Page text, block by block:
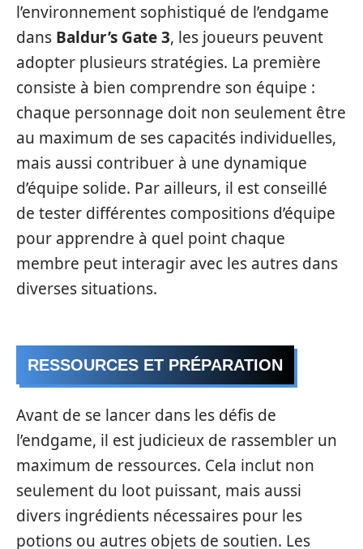
l’environnement sophistiqué de l’endgame
dans Baldur’s Gate 3, les joueurs peuvent
adopter plusieurs stratégies. La première
consiste à bien comprendre son équipe :
chaque personnage doit non seulement être
au maximum de ses capacités individuelles,
mais aussi contribuer à une dynamique
d’équipe solide. Par ailleurs, il est conseillé
de tester différentes compositions d’équipe
pour apprendre à quel point chaque
membre peut interagir avec les autres dans
diverses situations.
RESSOURCES ET PRÉPARATION
Avant de se lancer dans les défis de
l’endgame, il est judicieux de rassembler un
maximum de ressources. Cela inclut non
seulement du loot puissant, mais aussi
divers ingrédients nécessaires pour les
potions ou autres objets de soutien. Les